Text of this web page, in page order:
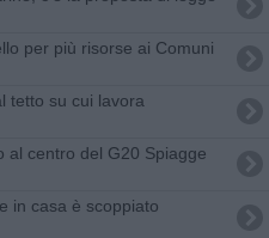
per più risorse ai Comuni
tetto su cui lavora
al centro del G20 Spiagge
in casa è scoppiato